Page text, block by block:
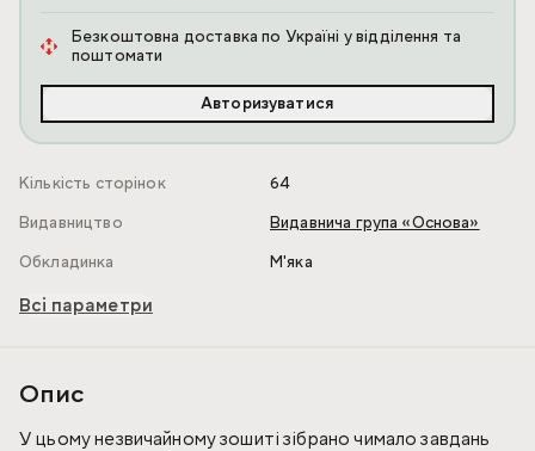
Безкоштовна доставка по Україні у відділення та
поштомати
Авторизуватися
Кількість сторінок
64
Видавництво
Видавнича група «Основа»
Обкладинка
М'яка
Всі параметри
Опис
У цьому незвичайному зошиті зібрано чимало завдань